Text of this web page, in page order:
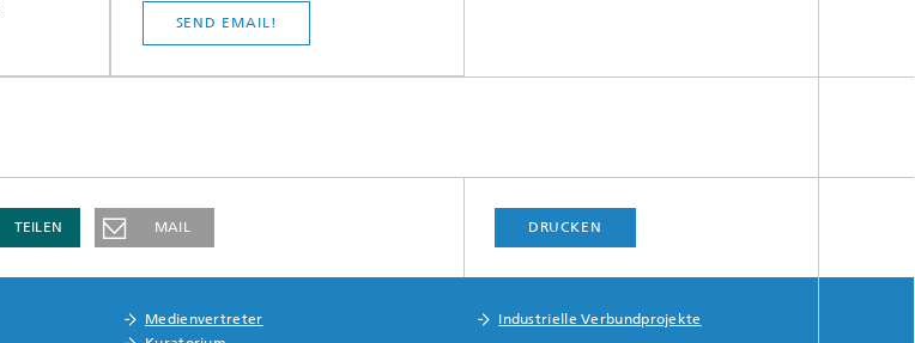
SEND EMAIL!
TEILEN MAIL DRUCKEN
Medienvertreter
Industrielle Verbundprojekte